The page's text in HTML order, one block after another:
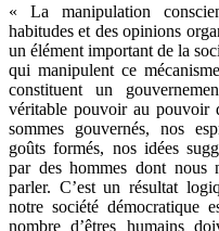
« La manipulation
habitudes et des opinions
un élément important de la
qui manipulent ce
constituent un
véritable pouvoir au
sommes gouvernés, nos
goûts formés, nos idées
par des hommes dont nous
parler. C’est un résultat
notre société démocratique
nombre d’êtres humains